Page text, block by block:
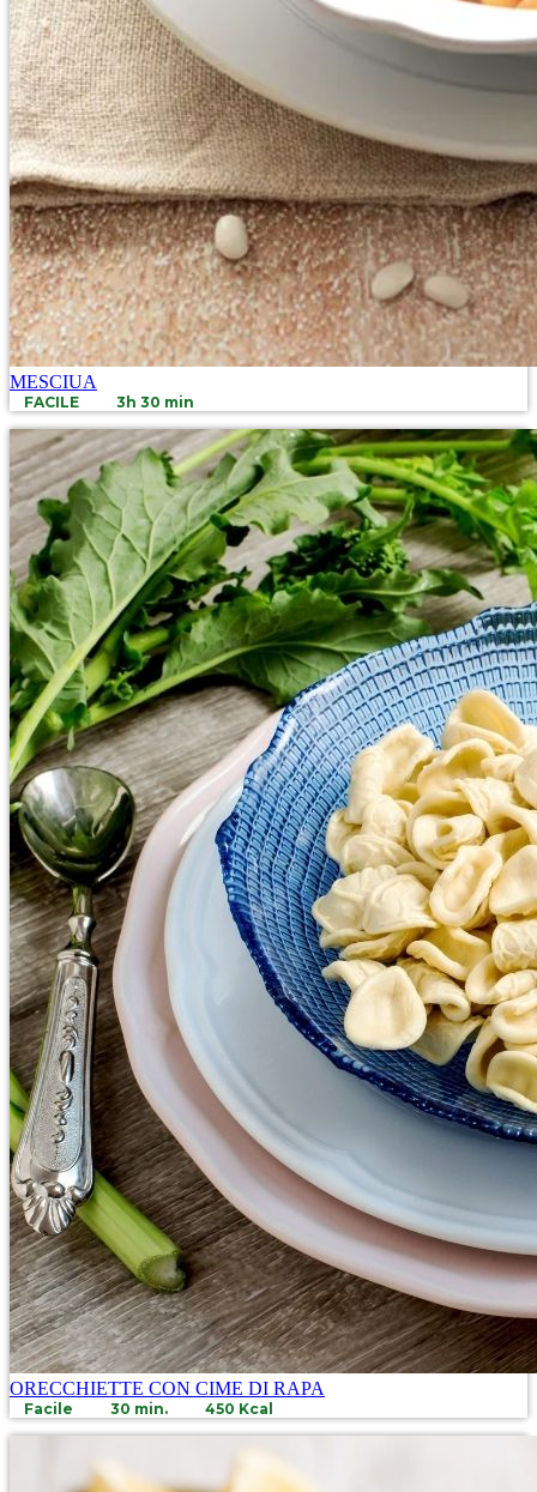
MESCIUA
FACILE 3h 30 min
ORECCHIETTE CON CIME DI RAPA
Facile 30 min. 450 Kcal